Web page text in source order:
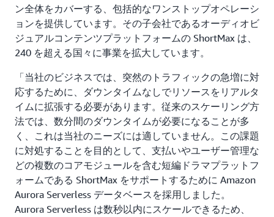
ン全体をカバーする、包括的なワンストップオペレーシ
ョンを提供しています。その子会社であるオーディオビ
ジュアルコンテンツプラットフォームの ShortMax は、
240 を超える国々に事業を拡大しています。
「当社のビジネスでは、突然のトラフィックの急増に対
応するために、ダウンタイムなしでリソースをリアルタ
イムに拡張する必要があります。従来のスケーリング方
法では、数分間のダウンタイムが必要になることが多
く、これは当社のニーズには適していません。この課題
に対処することを目的として、支払いやユーザー管理な
どの複数のコアモジュールを含む短編ドラマプラットフ
ォームである ShortMax をサポートするために Amazon
Aurora Serverless データベースを採用しました。
Aurora Serverless は数秒以内にスケールできるため、